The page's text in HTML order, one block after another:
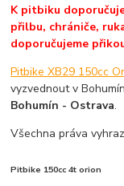
K pitbiku
přilbu, chrániče,
doporučujeme
Pitbike XB29 150cc
vyzvednout v
Bohumín - Ostrava.
Všechna práva
Pitbike 150cc 4t orion